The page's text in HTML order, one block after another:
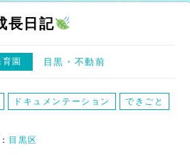
長日記
園 目黒 不動前
ドキュメンテーション できごと
目黒区